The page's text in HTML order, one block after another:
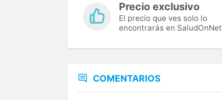
Precio exclusivo
El precio que ves solo lo
encontrarás en SaludOnNet
COMENTARIOS